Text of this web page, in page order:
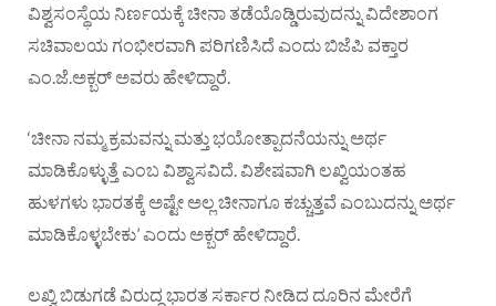
ವಿಶ್ವಸಂಸ್ಥೆಯ ನಿರ್ಣಯಕ್ಕೆ ಚೀನಾ ತಡೆಯೊಡ್ಡಿರುವುದನ್ನು ವಿದೇಶಾಂಗ
ಸಚಿವಾಲಯ ಗಂಭೀರವಾಗಿ ಪರಿಗಣಿಸಿದೆ ಎಂದು ಬಿಜೆಪಿ ವಕ್ತಾರ
ಎಂ.ಜೆ.ಅಕ್ಬರ್ ಅವರು ಹೇಳಿದ್ದಾರೆ.
‘ಚೀನಾ ನಮ್ಮ ಕ್ರಮವನ್ನು ಮತ್ತು ಭಯೋತ್ಪಾದನೆಯನ್ನು ಅರ್ಥ
ಮಾಡಿಕೊಳ್ಳುತ್ತೆ ಎಂಬ ವಿಶ್ವಾಸವಿದೆ. ವಿಶೇಷವಾಗಿ ಲಖ್ವಿಯಂತಹ
ಹುಳಗಳು ಭಾರತಕ್ಕೆ ಅಷ್ಟೇ ಅಲ್ಲ ಚೀನಾಗೂ ಕಚ್ಚುತ್ತವೆ ಎಂಬುದನ್ನು ಅರ್ಥ
ಮಾಡಿಕೊಳ್ಳಬೇಕು’ ಎಂದು ಅಕ್ಬರ್ ಹೇಳಿದ್ದಾರೆ.
ಲಖ್ವಿ ಬಿಡುಗಡೆ ವಿರುದ್ಧ ಭಾರತ ಸರ್ಕಾರ ನೀಡಿದ ದೂರಿನ ಮೇರೆಗೆ